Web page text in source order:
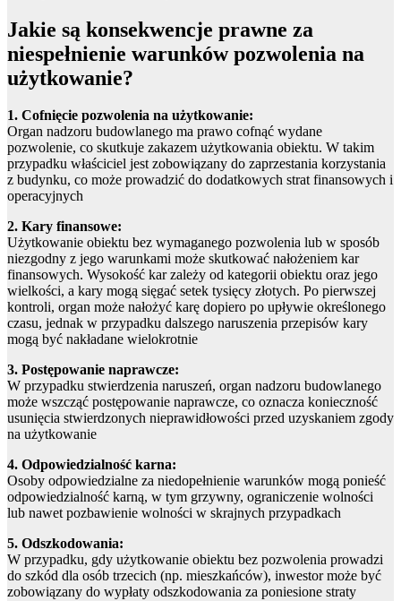
Jakie są konsekwencje prawne za
niespełnienie warunków pozwolenia na
użytkowanie?
1. Cofnięcie pozwolenia na użytkowanie:
Organ nadzoru budowlanego ma prawo cofnąć wydane
pozwolenie, co skutkuje zakazem użytkowania obiektu. W takim
przypadku właściciel jest zobowiązany do zaprzestania korzystania
z budynku, co może prowadzić do dodatkowych strat finansowych i
operacyjnych
2. Kary finansowe:
Użytkowanie obiektu bez wymaganego pozwolenia lub w sposób
niezgodny z jego warunkami może skutkować nałożeniem kar
finansowych. Wysokość kar zależy od kategorii obiektu oraz jego
wielkości, a kary mogą sięgać setek tysięcy złotych. Po pierwszej
kontroli, organ może nałożyć karę dopiero po upływie określonego
czasu, jednak w przypadku dalszego naruszenia przepisów kary
mogą być nakładane wielokrotnie
3. Postępowanie naprawcze:
W przypadku stwierdzenia naruszeń, organ nadzoru budowlanego
może wszcząć postępowanie naprawcze, co oznacza konieczność
usunięcia stwierdzonych nieprawidłowości przed uzyskaniem zgody
na użytkowanie
4. Odpowiedzialność karna:
Osoby odpowiedzialne za niedopełnienie warunków mogą ponieść
odpowiedzialność karną, w tym grzywny, ograniczenie wolności
lub nawet pozbawienie wolności w skrajnych przypadkach
5. Odszkodowania:
W przypadku, gdy użytkowanie obiektu bez pozwolenia prowadzi
do szkód dla osób trzecich (np. mieszkańców), inwestor może być
zobowiązany do wypłaty odszkodowania za poniesione straty